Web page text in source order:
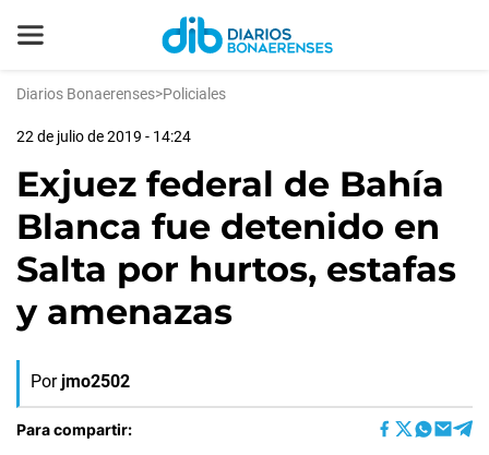
Diarios Bonaerenses>Policiales
22 de julio de 2019 - 14:24
Exjuez federal de Bahía
Blanca fue detenido en
Salta por hurtos, estafas
y amenazas
Por jmo2502
Para compartir: